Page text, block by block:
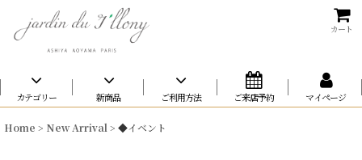
カート
カテゴリー 新商品 ご利用方法 ご来店予約 マイページ
Home > New Arrival > ◆イベント